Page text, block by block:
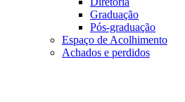
Graduação
Pós-graduação
Espaço de Acolhimento
Achados e perdidos